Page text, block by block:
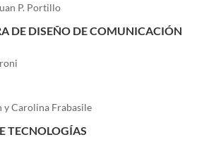
P. Portillo
DE DISEÑO DE COMUNICACIÓN
y Carolina Frabasile
TECNOLOGÍAS